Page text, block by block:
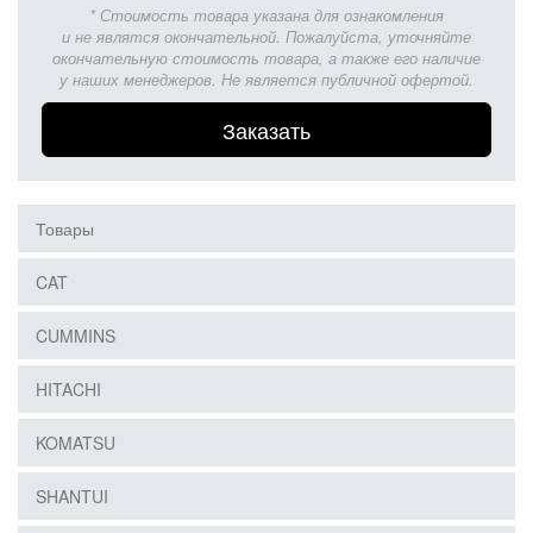
* Стоимость товара указана для ознакомления
и не являтся окончательной. Пожалуйста, уточняйте
окончательную стоимость товара, а также его наличие
у наших менеджеров. Не является публичной офертой.
Заказать
Товары
CAT
CUMMINS
HITACHI
KOMATSU
SHANTUI